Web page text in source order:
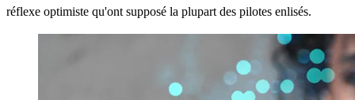
réflexe optimiste qu'ont supposé la plupart des pilotes enlisés.